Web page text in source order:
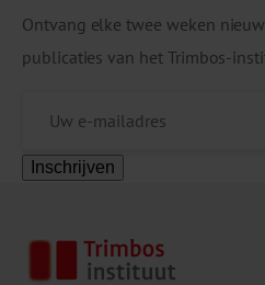
Ontvang elke twee weken
publicaties van het Trimbos-
Inschrijven